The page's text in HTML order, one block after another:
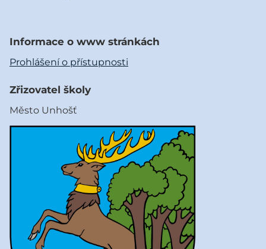
Informace o www stránkách
Prohlášení o přístupnosti
Zřizovatel školy
Město Unhošť